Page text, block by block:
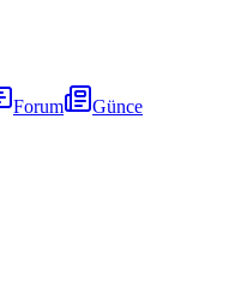
Forum
Günce